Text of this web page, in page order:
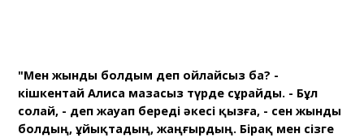
"Мен жынды болдым деп ойлайсыз ба? -
кішкентай Алиса мазасыз түрде сұрайды. - Бұл
солай, - деп жауап береді әкесі қызға, - сен жынды
болдың, ұйықтадың, жаңғырдың. Бірақ мен сізге